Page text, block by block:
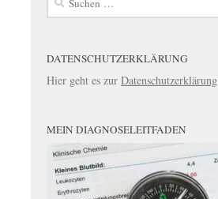
DATENSCHUTZERKLÄRUNG
Hier geht es zur Datenschutzerklärung
MEIN DIAGNOSELEITFADEN